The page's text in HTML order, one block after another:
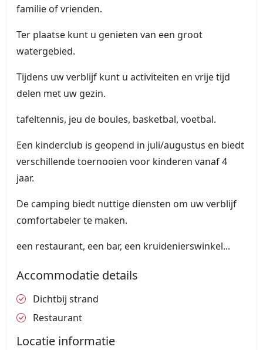
familie of vrienden.
Ter plaatse kunt u genieten van een groot
watergebied.
Tijdens uw verblijf kunt u activiteiten en vrije tijd
delen met uw gezin.
tafeltennis, jeu de boules, basketbal, voetbal.
Een kinderclub is geopend in juli/augustus en biedt
verschillende toernooien voor kinderen vanaf 4
jaar.
De camping biedt nuttige diensten om uw verblijf
comfortabeler te maken.
een restaurant, een bar, een kruidenierswinkel...
Accommodatie details
Dichtbij strand
Restaurant
Locatie informatie